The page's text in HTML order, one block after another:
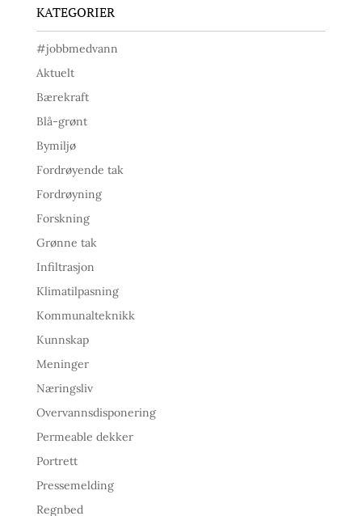
KATEGORIER
#jobbmedvann
Aktuelt
Bærekraft
Blå-grønt
Bymiljø
Fordrøyende tak
Fordrøyning
Forskning
Grønne tak
Infiltrasjon
Klimatilpasning
Kommunalteknikk
Kunnskap
Meninger
Næringsliv
Overvannsdisponering
Permeable dekker
Portrett
Pressemelding
Regnbed